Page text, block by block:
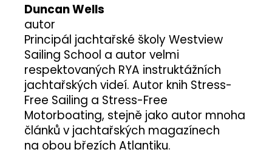
Duncan Wells
autor
Principál jachtařské školy Westview
Sailing School a autor velmi
respektovaných RYA instruktážních
jachtařských videí. Autor knih Stress-
Free Sailing a Stress-Free
Motorboating, stejně jako autor mnoha
článků v jachtařských magazínech
na obou březích Atlantiku.